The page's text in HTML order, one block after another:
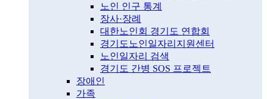
노인 인구 통계
장사·장례
대한노인회 경기도 연합회
경기도노인일자리지원센터
노인일자리 검색
경기도 간병 SOS 프로젝트
장애인
가족